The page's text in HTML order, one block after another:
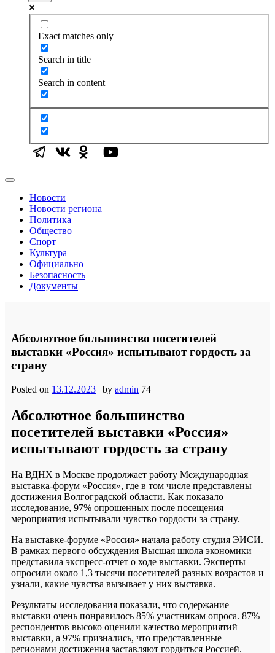
Exact matches only
Search in title
Search in content
Новости
Новости региона
Политика
Общество
Спорт
Культура
Официально
Безопасность
Документы
Абсолютное большинство посетителей
выставки «Россия» испытывают гордость за
страну
Posted on 13.12.2023 | by admin 74
Абсолютное большинство
посетителей выставки «Россия»
испытывают гордость за страну
На ВДНХ в Москве продолжает работу Международная
выставка-форум «Россия», где в том числе представлены
достижения Волгоградской области. Как показало
исследование, 97% опрошенных после посещения
мероприятия испытывали чувство гордости за страну.
На выставке-форуме «Россия» начала работу студия ЭИСИ.
В рамках первого обсуждения Высшая школа экономики
представила экспресс-отчет о ходе выставки. Эксперты
опросили около 1,3 тысячи посетителей разных возрастов и
узнали, какие чувства вызывает у них выставка.
Результаты исследования показали, что содержание
выставки очень понравилось 85% участникам опроса. 87%
респондентов высоко оценили качество мероприятий
выставки, а 97% признались, что представленные
регионами достижения заставляют гордиться Россией.